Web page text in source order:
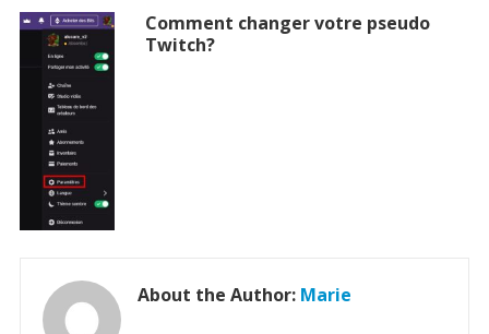
Comment changer votre pseudo
Twitch?
About the Author: Marie